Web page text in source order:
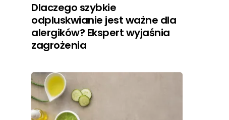
Dlaczego szybkie
odpluskwianie jest ważne dla
alergików? Ekspert wyjaśnia
zagrożenia